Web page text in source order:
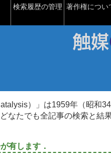
検索履歴の管理 著作権につい
）」は1959年（昭和
なたでも全記事の検索と結
有します．